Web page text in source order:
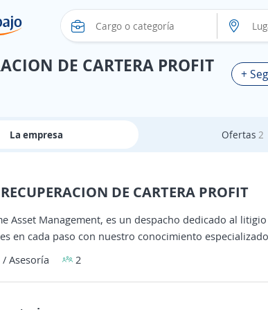
DE CARTERA PROFIT +
La empresa Ofertas 2
DE CARTERA PROFIT
Asset Management, es un despacho dedicado al
en cada paso con nuestro conocimiento
/ Asesoría 2